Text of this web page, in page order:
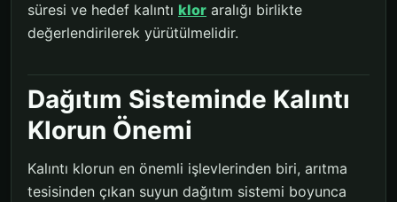
süresi ve hedef kalıntı klor aralığı birlikte
değerlendirilerek yürütülmelidir.
Dağıtım Sisteminde Kalıntı
Klorun Önemi
Kalıntı klorun en önemli işlevlerinden biri, arıtma
tesisinden çıkan suyun dağıtım sistemi boyunca